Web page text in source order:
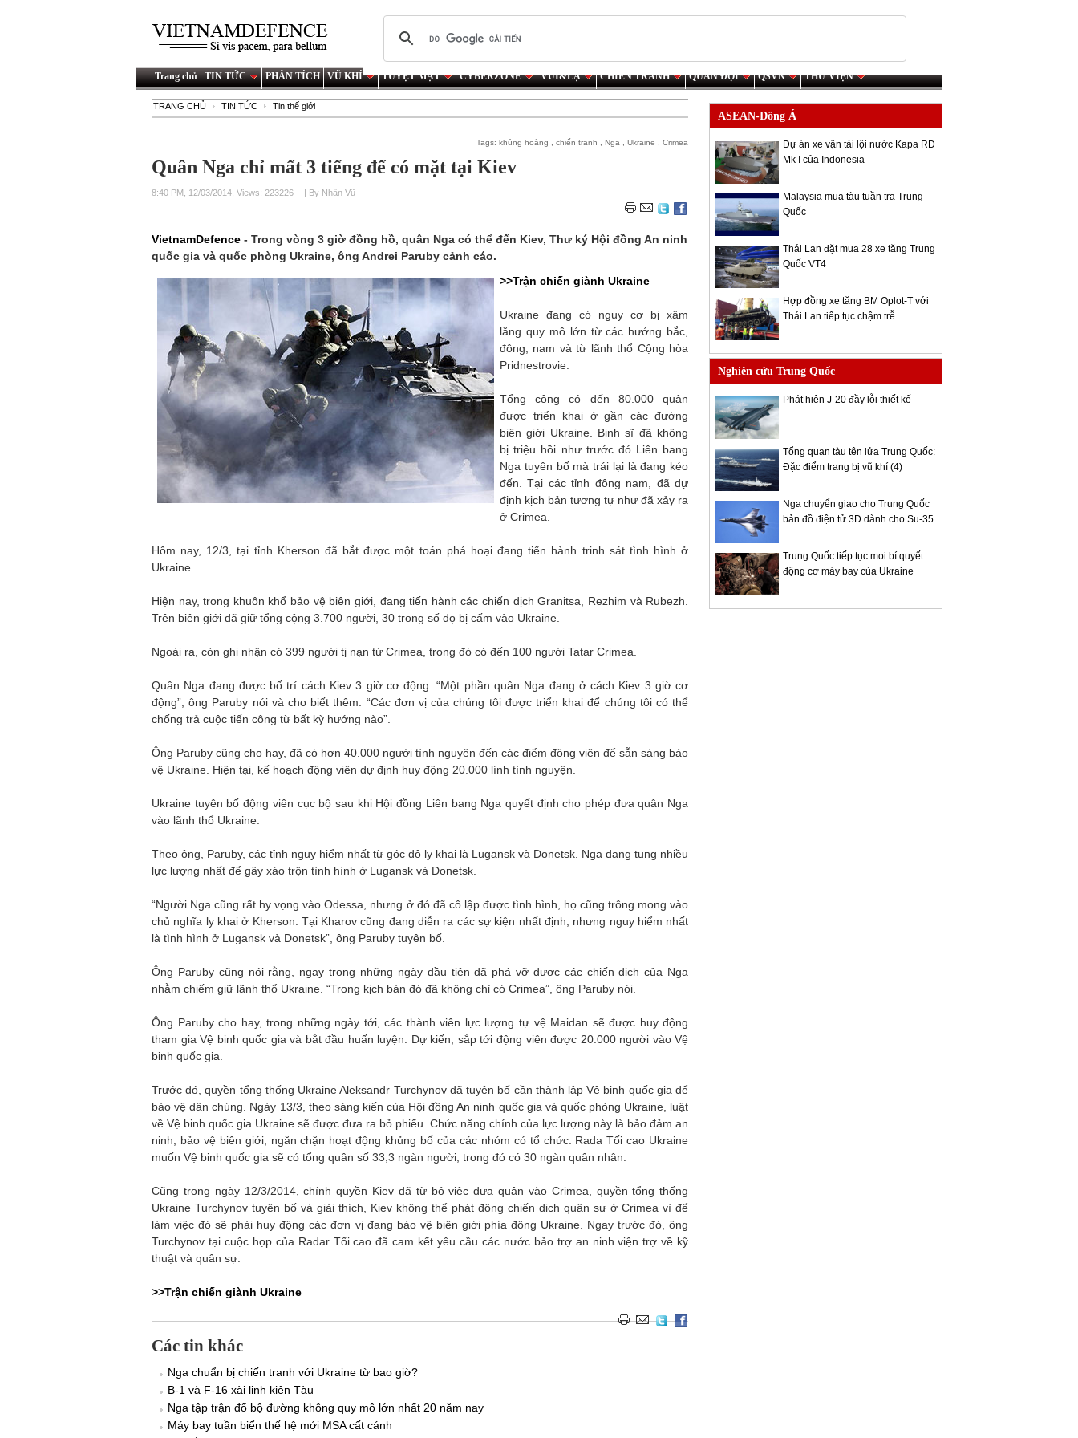
Trang chủ TIN TỨC PHÂN TÍCH VŨ KHÍ TUYỆT MẬT CYBERZONE VUI&LẠ CHIẾN TRANH QUÂN ĐỘI QSVN THƯ VIỆN
TRANG CHỦ TIN TỨC Tin thế giới
Tags:khủng hoảng ,chiến tranh ,Nga ,Ukraine ,Crimea
Quân Nga chỉ mất 3 tiếng để có mặt tại Kiev
8:40 PM, 12/03/2014, Views: 223226 | By Nhân Vũ
VietnamDefence - Trong vòng 3 giờ đồng hồ, quân Nga có thể đến Kiev, Thư ký Hội đồng An ninh
quốc gia và quốc phòng Ukraine, ông Andrei Paruby cảnh cáo.
>>Trận chiến giành Ukraine
Ukraine đang có nguy cơ bị xâm
lăng quy mô lớn từ các hướng bắc,
đông, nam và từ lãnh thổ Cộng hòa
Pridnestrovie.
Tổng cộng có đến 80.000 quân
được triển khai ở gần các đường
biên giới Ukraine. Binh sĩ đã không
bị triệu hồi như trước đó Liên bang
Nga tuyên bố mà trái lại là đang kéo
đến. Tại các tỉnh đông nam, đã dự
định kịch bản tương tự như đã xảy ra
ở Crimea.
Hôm nay, 12/3, tại tỉnh Kherson đã bắt được một toán phá hoại đang tiến hành trinh sát tình hình ở
Ukraine.
Hiện nay, trong khuôn khổ bảo vệ biên giới, đang tiến hành các chiến dịch Granitsa, Rezhim và Rubezh.
Trên biên giới đã giữ tổng cộng 3.700 người, 30 trong số đọ bị cấm vào Ukraine.
Ngoài ra, còn ghi nhận có 399 người tị nạn từ Crimea, trong đó có đến 100 người Tatar Crimea.
Quân Nga đang được bố trí cách Kiev 3 giờ cơ động. “Một phần quân Nga đang ở cách Kiev 3 giờ cơ
động”, ông Paruby nói và cho biết thêm: “Các đơn vị của chúng tôi được triển khai để chúng tôi có thể
chống trả cuộc tiến công từ bất kỳ hướng nào”.
Ông Paruby cũng cho hay, đã có hơn 40.000 người tình nguyện đến các điểm động viên để sẵn sàng bảo
vệ Ukraine. Hiện tại, kế hoạch động viên dự định huy động 20.000 lính tình nguyện.
Ukraine tuyên bố động viên cục bộ sau khi Hội đồng Liên bang Nga quyết định cho phép đưa quân Nga
vào lãnh thổ Ukraine.
Theo ông, Paruby, các tỉnh nguy hiểm nhất từ góc độ ly khai là Lugansk và Donetsk. Nga đang tung nhiều
lực lượng nhất để gây xáo trộn tình hình ở Lugansk và Donetsk.
“Người Nga cũng rất hy vọng vào Odessa, nhưng ở đó đã cô lập được tình hình, họ cũng trông mong vào
chủ nghĩa ly khai ở Kherson. Tại Kharov cũng đang diễn ra các sự kiện nhất định, nhưng nguy hiểm nhất
là tình hình ở Lugansk và Donetsk”, ông Paruby tuyên bố.
Ông Paruby cũng nói rằng, ngay trong những ngày đầu tiên đã phá vỡ được các chiến dịch của Nga
nhằm chiếm giữ lãnh thổ Ukraine. “Trong kịch bản đó đã không chỉ có Crimea”, ông Paruby nói.
Ông Paruby cho hay, trong những ngày tới, các thành viên lực lượng tự vệ Maidan sẽ được huy động
tham gia Vệ binh quốc gia và bắt đầu huấn luyện. Dự kiến, sắp tới động viên được 20.000 người vào Vệ
binh quốc gia.
Trước đó, quyền tổng thống Ukraine Aleksandr Turchynov đã tuyên bố cần thành lập Vệ binh quốc gia để
bảo vệ dân chúng. Ngày 13/3, theo sáng kiến của Hội đồng An ninh quốc gia và quốc phòng Ukraine, luật
về Vệ binh quốc gia Ukraine sẽ được đưa ra bỏ phiếu. Chức năng chính của lực lượng này là bảo đảm an
ninh, bảo vệ biên giới, ngăn chặn hoạt động khủng bố của các nhóm có tổ chức. Rada Tối cao Ukraine
muốn Vệ binh quốc gia sẽ có tổng quân số 33,3 ngàn người, trong đó có 30 ngàn quân nhân.
Cũng trong ngày 12/3/2014, chính quyền Kiev đã từ bỏ việc đưa quân vào Crimea, quyền tổng thống
Ukraine Turchynov tuyên bố và giải thích, Kiev không thể phát động chiến dịch quân sự ở Crimea vì để
làm việc đó sẽ phải huy động các đơn vị đang bảo vệ biên giới phía đông Ukraine. Ngay trước đó, ông
Turchynov tại cuộc họp của Radar Tối cao đã cam kết yêu cầu các nước bảo trợ an ninh viện trợ về kỹ
thuật và quân sự.
>>Trận chiến giành Ukraine
Các tin khác
Nga chuẩn bị chiến tranh với Ukraine từ bao giờ?
B-1 và F-16 xài linh kiện Tàu
Nga tập trận đổ bộ đường không quy mô lớn nhất 20 năm nay
Máy bay tuần biển thế hệ mới MSA cất cánh
ASEAN-Đông Á
Dự án xe vận tải lội nước Kapa RD
Mk I của Indonesia
Malaysia mua tàu tuần tra Trung
Quốc
Thái Lan đặt mua 28 xe tăng Trung
Quốc VT4
Hợp đồng xe tăng BM Oplot-T với
Thái Lan tiếp tục chậm trễ
Nghiên cứu Trung Quốc
Phát hiện J-20 đầy lỗi thiết kế
Tổng quan tàu tên lửa Trung Quốc:
Đặc điểm trang bị vũ khí (4)
Nga chuyển giao cho Trung Quốc
bản đồ điện tử 3D dành cho Su-35
Trung Quốc tiếp tục moi bí quyết
động cơ máy bay của Ukraine